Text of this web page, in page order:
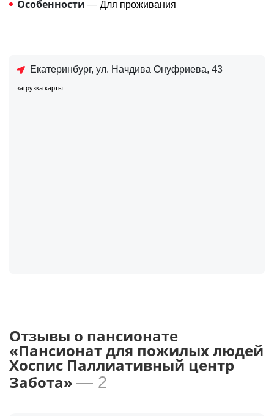
Особенности — Для проживания
Екатеринбург, ул. Начдива Онуфриева, 43
загрузка карты...
Отзывы о пансионате
«Пансионат для пожилых людей
Хоспис Паллиативный центр
Забота» — 2